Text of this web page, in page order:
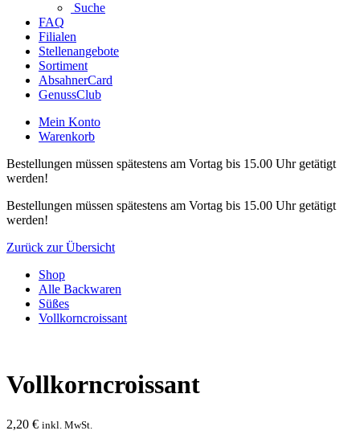
Suche
FAQ
Filialen
Stellenangebote
Sortiment
AbsahnerCard
GenussClub
Mein Konto
Warenkorb
Bestellungen müssen spätestens am Vortag bis 15.00 Uhr getätigt
werden!
Bestellungen müssen spätestens am Vortag bis 15.00 Uhr getätigt
werden!
Zurück zur Übersicht
Shop
Alle Backwaren
Süßes
Vollkorncroissant
Vollkorncroissant
2,20 € inkl. MwSt.